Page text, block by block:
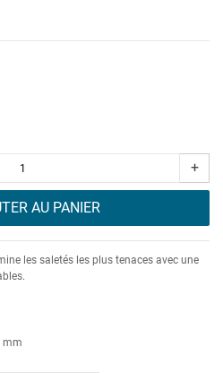
+
AU PANIER
les saletés les plus tenaces avec une
mm